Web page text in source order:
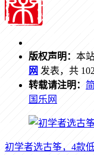
版权声明： 本
网 发表，共
转载请注明：
国乐网
初学者选古筝，4款